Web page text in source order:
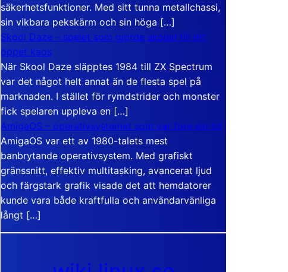
säkerhetsfunktioner. Med sitt tunna metallchassi,
sin vikbara pekskärm och sin höga […]
Skool Daze – spelet som gjorde skolan till ett
öppet kaos
När Skool Daze släpptes 1984 till ZX Spectrum
var det något helt annat än de flesta spel på
marknaden. I stället för rymdstrider och monster
fick spelaren uppleva en […]
AmigaOS – operativsystemet som var före sin tid
AmigaOS var ett av 1980-talets mest
banbrytande operativsystem. Med grafiskt
gränssnitt, effektiv multitasking, avancerat ljud
och färgstark grafik visade det att hemdatorer
kunde vara både kraftfulla och användarvänliga
långt […]